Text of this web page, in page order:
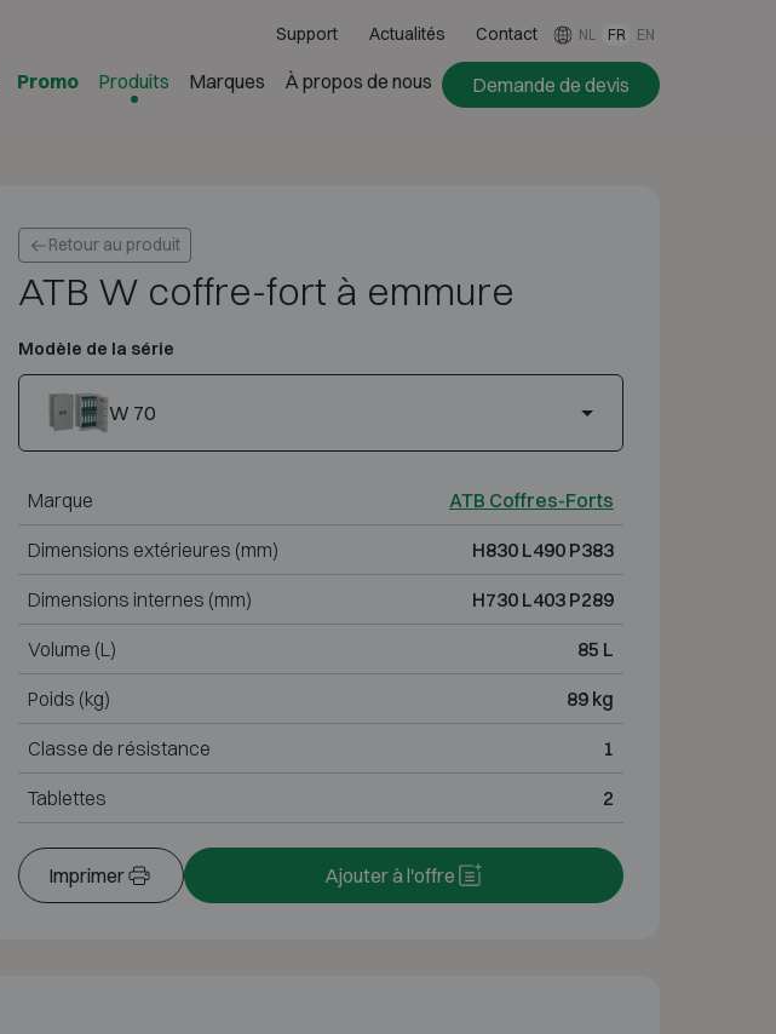
Support Actualités Contact NL FR EN
Promo Produits Marques À propos de nous Demande de devis
Retour au produit
ATB W coffre-fort à emmure
Modèle de la série
W 70
Marque ATB Coffres-Forts
Dimensions extérieures (mm) H830 L490 P383
Dimensions internes (mm) H730 L403 P289
Volume (L) 85 L
Poids (kg) 89 kg
Classe de résistance 1
Tablettes 2
Imprimer Ajouter à l'offre